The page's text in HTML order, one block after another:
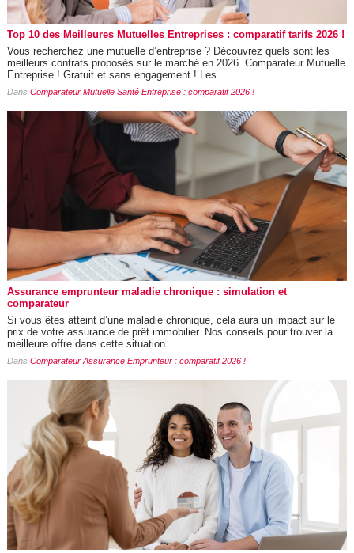
Top 10 des Meilleures Mutuelles Entreprises : comparatif tarifs 2026 !
Vous recherchez une mutuelle d’entreprise ? Découvrez quels sont les
meilleurs contrats proposés sur le marché en 2026. Comparateur Mutuelle
Entreprise ! Gratuit et sans engagement ! Les...
Dans Comparateur Mutuelle Santé Entreprise : comparatif 2026 !
Assurance emprunteur maladie chronique : simulation et
comparateur
Si vous êtes atteint d’une maladie chronique, cela aura un impact sur le
prix de votre assurance de prêt immobilier. Nos conseils pour trouver la
meilleure offre dans cette situation. ...
Dans Comparateur Assurance Emprunteur : comparatif 2026 !